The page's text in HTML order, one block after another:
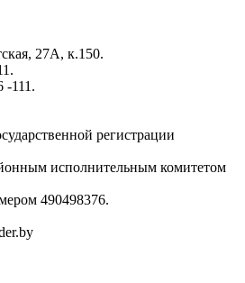
27А, к.150.
-111.
регистрации
исполнительным комитетом
490498376.